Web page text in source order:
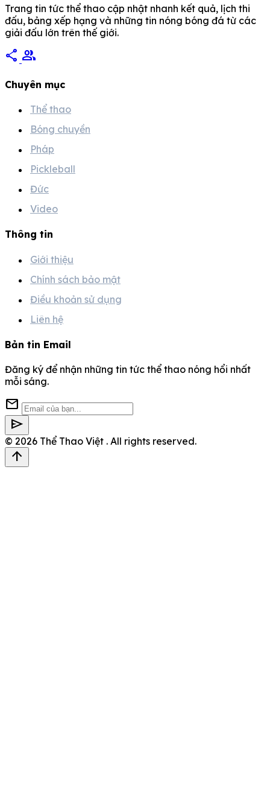
Trang tin tức thể thao cập nhật nhanh kết quả, lịch thi
đấu, bảng xếp hạng và những tin nóng bóng đá từ các
giải đấu lớn trên thế giới.
share group
Chuyên mục
Thể thao
Bóng chuyền
Pháp
Pickleball
Đức
Video
Thông tin
Giới thiệu
Chính sách bảo mật
Điều khoản sử dụng
Liên hệ
Bản tin Email
Đăng ký để nhận những tin tức thể thao nóng hổi nhất
mỗi sáng.
mail
send
© 2026 Thể Thao Việt . All rights reserved.
arrow_upward